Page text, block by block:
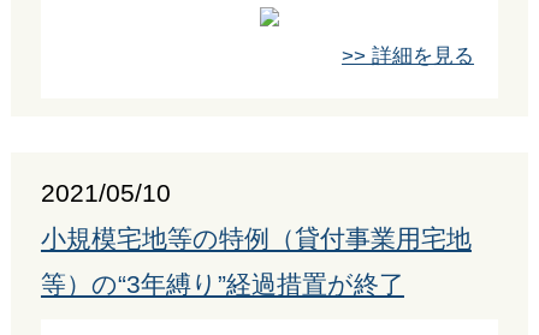
>> 詳細を見る
2021/05/10
小規模宅地等の特例（貸付事業用宅地
等）の“3年縛り”経過措置が終了